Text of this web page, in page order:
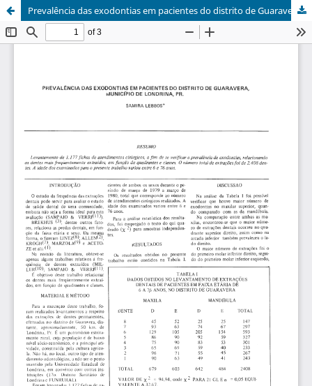
Prevalência das exodontias em pacientes do distrito de Guaravera, município de Londrina, PR